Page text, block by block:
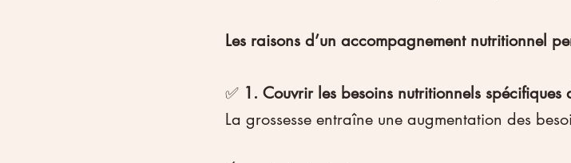
Les raisons d’un accompagnement nutritionnel
✅ 1. Couvrir les besoins nutritionnels spécifiques
La grossesse entraîne une augmentation des